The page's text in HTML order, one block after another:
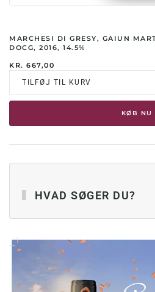
MARCHESI DI GRESY, GAIUN
DOCG, 2016, 14.5%
KR. 667,00
TILFØJ TIL KURV
KØB NU
HVAD SØGER DU?